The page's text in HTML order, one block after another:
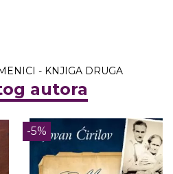
- KNJIGA DRUGA
autora
-5%